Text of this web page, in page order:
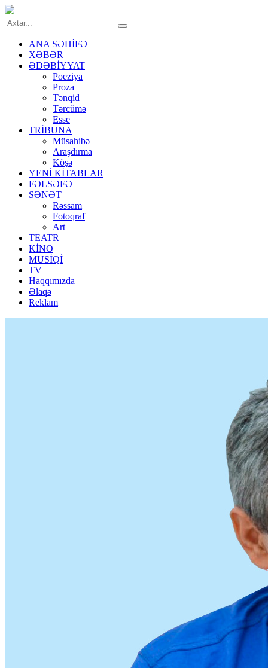
ANA SƏHİFƏ
XƏBƏR
ƏDƏBİYYAT
Poeziya
Proza
Tənqid
Tərcümə
Esse
TRİBUNA
Müsahibə
Araşdırma
Köşə
YENİ KİTABLAR
FƏLSƏFƏ
SƏNƏT
Rəssam
Fotoqraf
Art
TEATR
KİNO
MUSİQİ
TV
Haqqımızda
Əlaqə
Reklam